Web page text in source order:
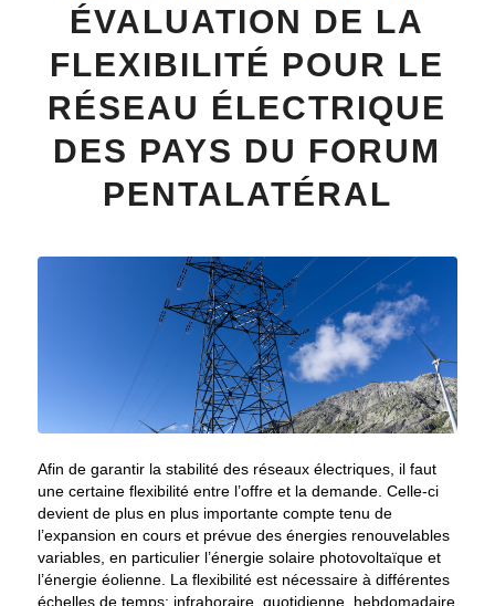
ÉVALUATION DE LA
FLEXIBILITÉ POUR LE
RÉSEAU ÉLECTRIQUE
DES PAYS DU FORUM
PENTALATÉRAL
Afin de garantir la stabilité des réseaux électriques, il faut
une certaine flexibilité entre l’offre et la demande. Celle-ci
devient de plus en plus importante compte tenu de
l’expansion en cours et prévue des énergies renouvelables
variables, en particulier l’énergie solaire photovoltaïque et
l’énergie éolienne. La flexibilité est nécessaire à différentes
échelles de temps: infrahoraire, quotidienne, hebdomadaire